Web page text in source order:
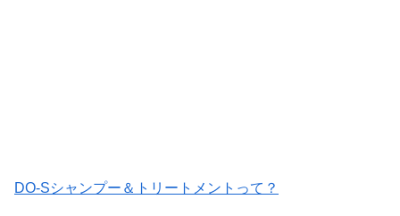
DO-Sシャンプー＆トリートメントって？